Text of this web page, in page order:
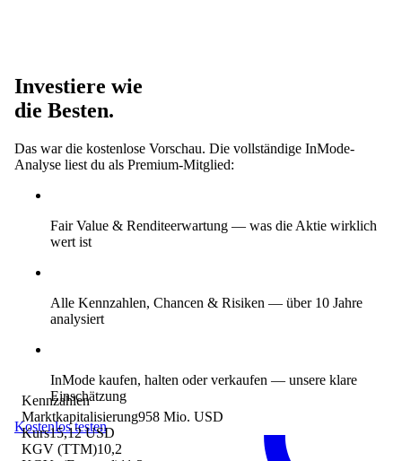
Kennzahlen
Marktkapitalisierung958 Mio. USD
Kurs15,12 USD
KGV (TTM)10,2
Investiere wie
die Besten.
Das war die kostenlose Vorschau. Die vollständige InMode-
Analyse liest du als Premium-Mitglied:
Fair Value & Renditeerwartung — was die Aktie wirklich
wert ist
Alle Kennzahlen, Chancen & Risiken — über 10 Jahre
analysiert
InMode kaufen, halten oder verkaufen — unsere klare
Einschätzung
Kostenlos testen